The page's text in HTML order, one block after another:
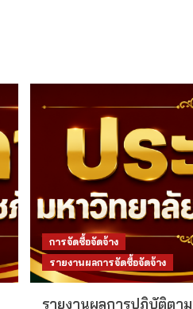
การจัดซื้อจัดจ้าง
รายงานผลการจัดซื้อจัดจ้าง
รายงานผลการปฏิบัติตา